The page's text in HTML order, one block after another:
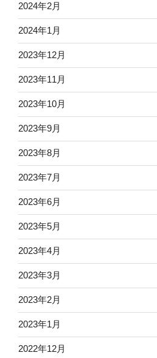
2024年2月
2024年1月
2023年12月
2023年11月
2023年10月
2023年9月
2023年8月
2023年7月
2023年6月
2023年5月
2023年4月
2023年3月
2023年2月
2023年1月
2022年12月